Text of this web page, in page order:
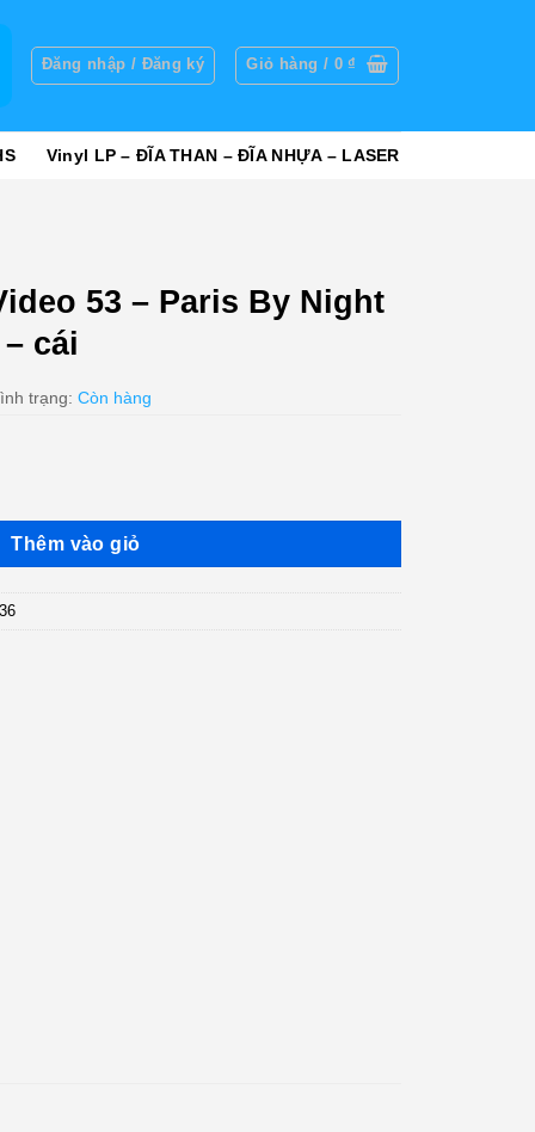
Đăng nhập / Đăng ký Giỏ hàng / 0₫
Vinyl LP – ĐĨA THAN – ĐĨA NHỰA – LASER
53 – Paris By Night
cái
trạng: Còn hàng
Thêm vào giỏ